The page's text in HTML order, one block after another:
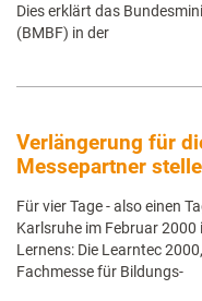
Dies erklärt das
(BMBF) in der
Verlängerung für
Messepartner
Für vier Tage - also einen
Karlsruhe im Februar
Lernens: Die Learntec
Fachmesse für Bildungs-